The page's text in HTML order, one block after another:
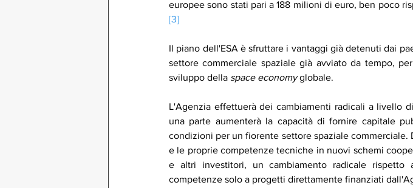
[3]
Il piano dell'ESA è sfruttare i vantaggi già detenuti dai
settore commerciale spaziale già avviato da tempo,
sviluppo della space economy globale.
L'Agenzia effettuerà dei cambiamenti radicali a livello
una parte aumenterà la capacità di fornire capitale
condizioni per un fiorente settore spaziale commerciale.
e le proprie competenze tecniche in nuovi schemi
e altri investitori, un cambiamento radicale
competenze solo a progetti direttamente finanziati